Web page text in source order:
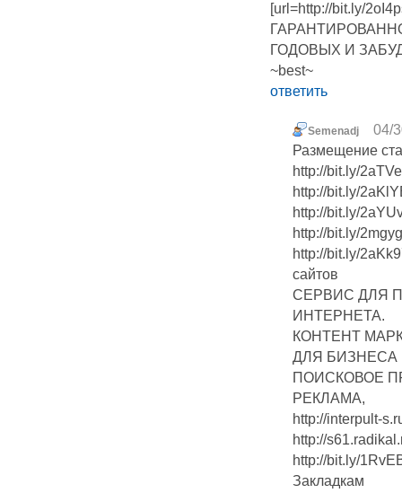
[url=http://bit.ly/
ГОДОВЫХ И
~best~
ответить
Semenadj
04/
Размещение
http://bit.ly/
http://bit.ly/
http://bit.ly/
http://bit.ly/
http://bit.ly/
сайтов
СЕРВИС ДЛЯ
ИНТЕРНЕТА.
КОНТЕНТ
ДЛЯ БИЗНЕСА
ПОИСКОВОЕ
РЕКЛАМА,
http://interpult-
http://
http://bit.ly/
Закладкам